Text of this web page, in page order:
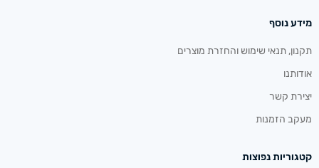
מידע נוסף
תקנון, תנאי שימוש והחזרת מוצרים
אודותנו
יצירת קשר
מעקב הזמנות
קטגוריות נפוצות